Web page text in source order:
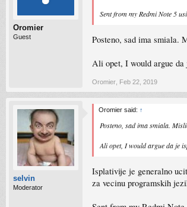
Oromier
Guest
Sent from my Redmi Note 5
Posteno, sad ima smiala.
Ali opet, I would argue
Oromier Feb 22, 2019
selvin
Moderator
Oromier said: ↑
Posteno, sad ima smiala.
Ali opet, I would argue da je
Isplativije je generalno
za vecinu programskih